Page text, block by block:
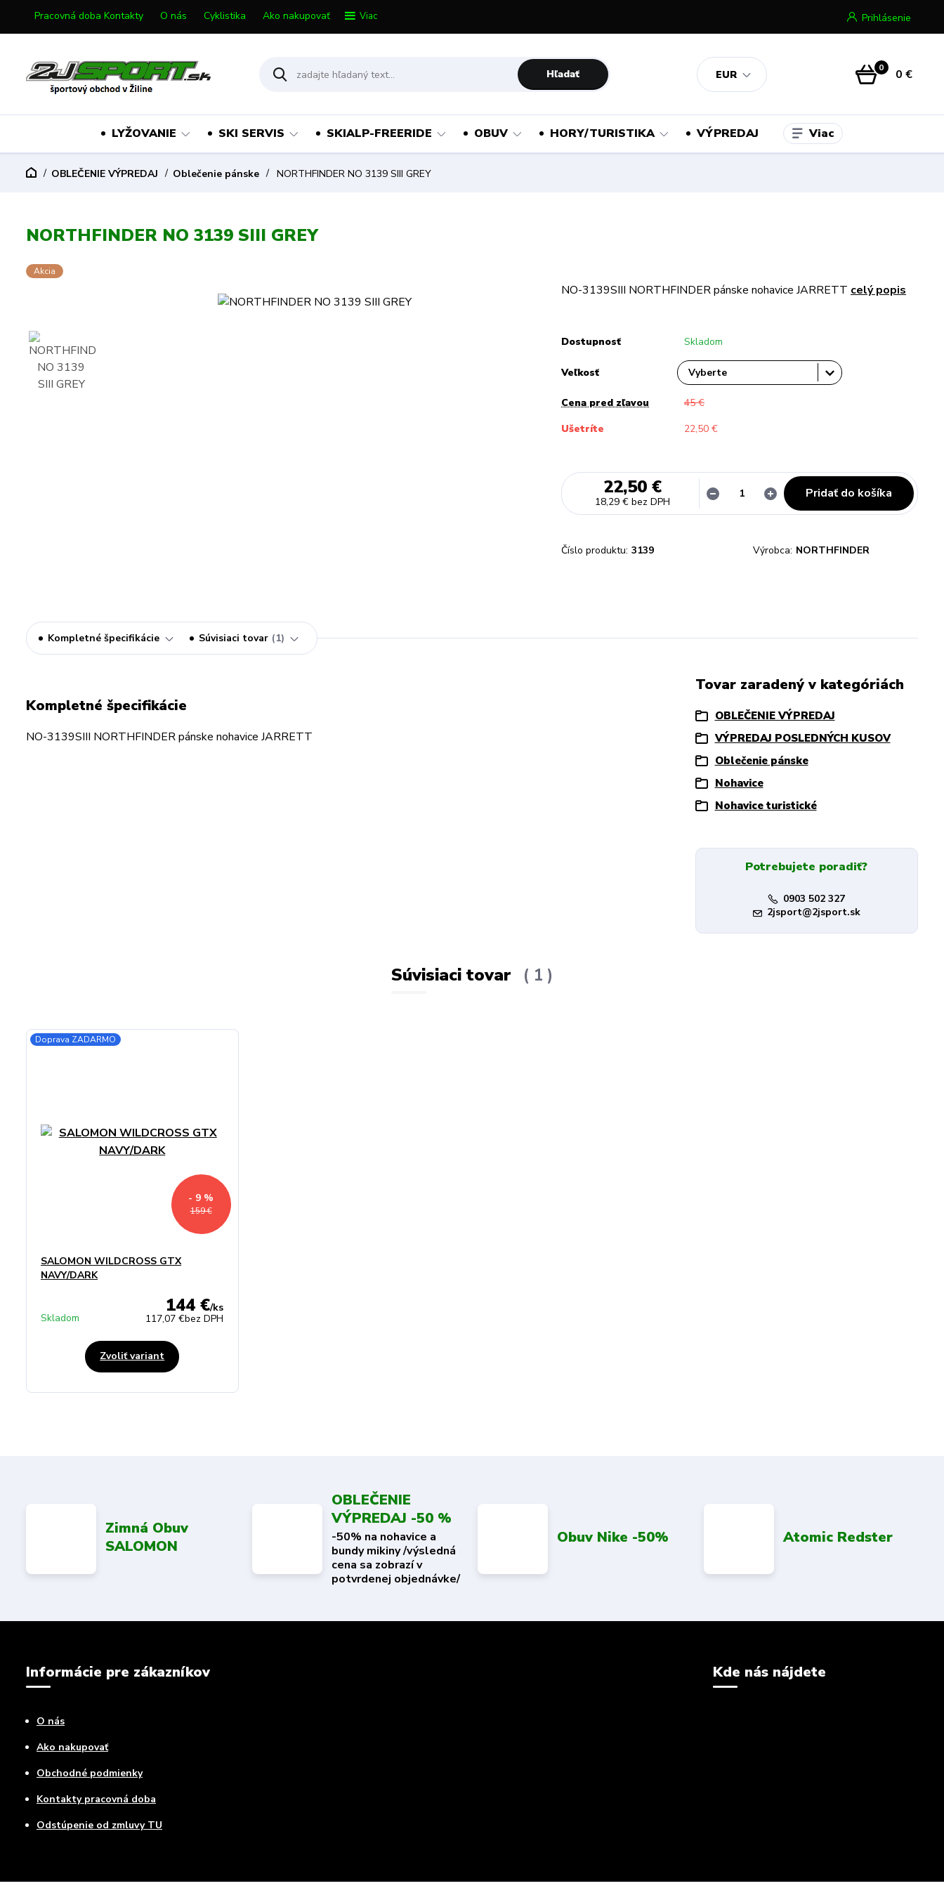
Pracovná doba Kontakty O nás Cyklistika Ako nakupovať Viac
EUR
Prihlásenie
Hľadať 0 0 €
LYŽOVANIE SKI SERVIS SKIALP-FREERIDE OBUV HORY/TURISTIKA VÝPREDAJ Viac
OBLEČENIE VÝPREDAJ Oblečenie pánske NORTHFINDER NO 3139 SIII GREY
NORTHFINDER NO 3139 SIII GREY
Akcia
NO-3139SIII NORTHFINDER pánske nohavice JARRETT celý popis
Dostupnosť Skladom
Veľkosť
Cena pred zľavou
45 €
Ušetríte
22,50 €
22,50 €
18,29 € bez DPH
Pridať do košíka
Číslo produktu: 3139 Výrobca: NORTHFINDER
Kompletné špecifikácie Súvisiaci tovar 1
Kompletné špecifikácie
NO-3139SIII NORTHFINDER pánske nohavice JARRETT
Tovar zaradený v kategóriách
OBLEČENIE VÝPREDAJ
VÝPREDAJ POSLEDNÝCH KUSOV
Oblečenie pánske
Nohavice
Nohavice turistické
Potrebujete poradiť?
0903 502 327
2jsport@2jsport.sk
Súvisiaci tovar 1
Doprava ZADARMO
159 €
- 9 %
SALOMON WILDCROSS GTX
NAVY/DARK
144 €/ks
117,07 €bez DPH
Skladom
Zvoliť variant
Zimná Obuv
SALOMON
OBLEČENIE
VÝPREDAJ -50 %
-50% na nohavice a
bundy mikiny /výsledná
cena sa zobrazí v
potvrdenej objednávke/
Obuv Nike -50% Atomic Redster
Informácie pre zákazníkov
O nás
Ako nakupovať
Obchodné podmienky
Kontakty pracovná doba
Odstúpenie od zmluvy TU
Kde nás nájdete